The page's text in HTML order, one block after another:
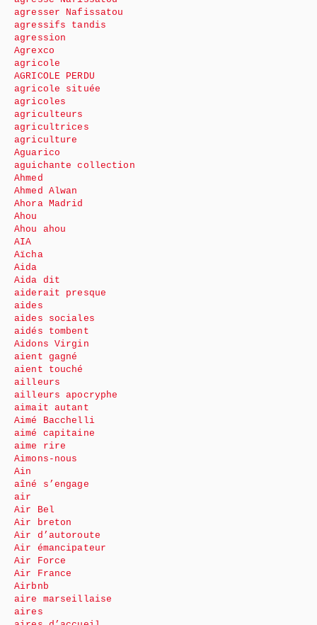
agresser Nafissatou
agressifs tandis
agression
Agrexco
agricole
AGRICOLE PERDU
agricole située
agricoles
agriculteurs
agricultrices
agriculture
Aguarico
aguichante collection
Ahmed
Ahmed Alwan
Ahora Madrid
Ahou
Ahou ahou
AIA
Aïcha
Aida
Aida dit
aiderait presque
aides
aides sociales
aidés tombent
Aidons Virgin
aient gagné
aient touché
ailleurs
ailleurs apocryphe
aimait autant
Aimé Bacchelli
aimé capitaine
aime rire
Aimons-nous
Ain
aîné s’engage
air
Air Bel
Air breton
Air d’autoroute
Air émancipateur
Air Force
Air France
Airbnb
aire marseillaise
aires